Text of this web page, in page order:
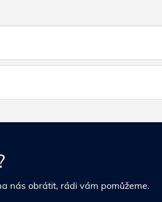
nás obrátit, rádi vám pomůžeme.